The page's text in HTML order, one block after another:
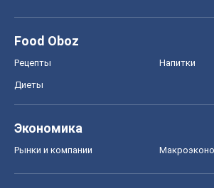
Food Oboz
Рецепты Напитки
Диеты
Экономика
Рынки и компании